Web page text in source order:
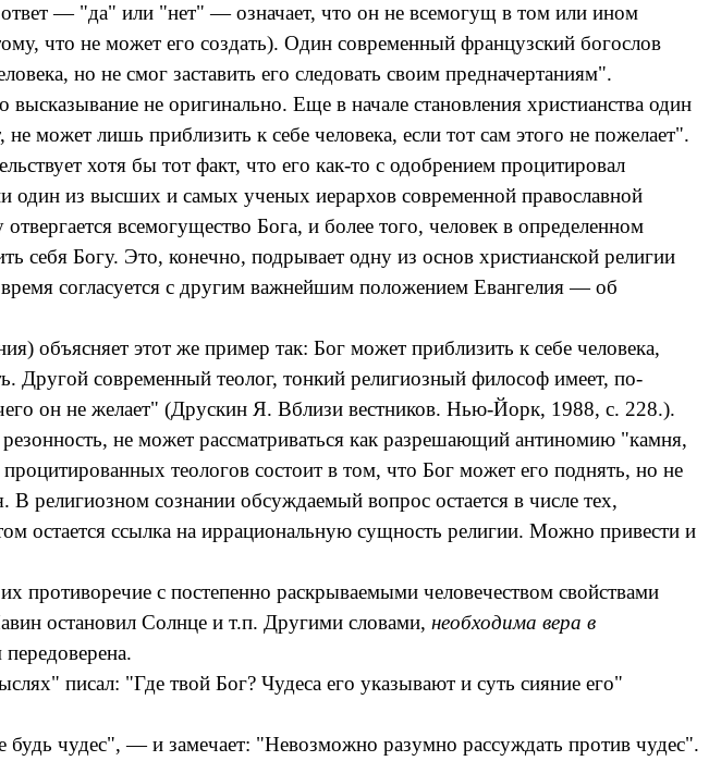
— "да" или "нет" — означает, что он не всемогущ в том или ином
что не может его создать). Один современный французский богослов
но не смог заставить его следовать своим предначертаниям".
не оригинально. Еще в начале становления христианства один
может лишь приблизить к себе человека, если тот сам этого не пожелает".
хотя бы тот факт, что его как-то с одобрением процитировал
один из высших и самых ученых иерархов современной православной
всемогущество Бога, и более того, человек в определенном
Богу. Это, конечно, подрывает одну из основ христианской религии
согласуется с другим важнейшим положением Евангелия — об
объясняет этот же пример так: Бог может приблизить к себе человека,
Другой современный теолог, тонкий религиозный философ имеет, по-
он не желает" (Друскин Я. Вблизи вестников. Нью-Йорк, 1988, с. 228.).
не может рассматриваться как разрешающий антиномию "камня,
теологов состоит в том, что Бог может его поднять, но не
В религиозном сознании обсуждаемый вопрос остается в числе тех,
остается ссылка на иррациональную сущность религии. Можно привести и
противоречие с постепенно раскрываемыми человечеством свойствами
остановил Солнце и т.п. Другими словами, необходима вера в
писал: "Где твой Бог? Чудеса его указывают и суть сияние его"
чудес", — и замечает: "Невозможно разумно рассуждать против чудес".